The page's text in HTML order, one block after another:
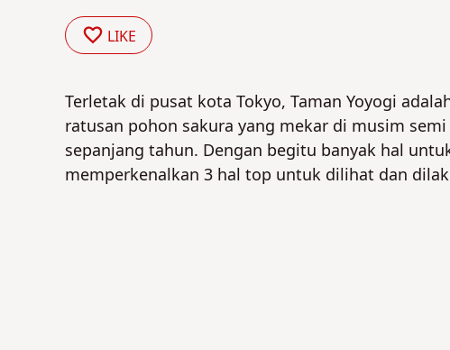
LIKE
Terletak di pusat kota Tokyo, Taman Yoyogi
ratusan pohon sakura yang mekar di musim
sepanjang tahun. Dengan begitu banyak hal
memperkenalkan 3 hal top untuk dilihat dan